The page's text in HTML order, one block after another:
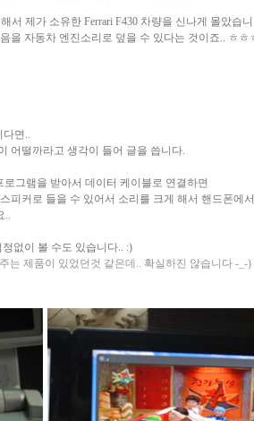
서 제가 소유한 Ferrari F430 차량을 신나게 몰았습
을 자동차 엔진소리로 덮을 수 있다는 것이죠.. ㅎㅎ
면..
어떨까라고 생각이 들어 글을 씁니다.
그램을 받아서 데이터 케이블로 연결하면
피커로 들을 수 있어서 소리를 크게 해서 핸드폰에서
..
없이 볼 수도 있습니다.. :)
는 제품이 있었던것 같은데.. 확실하진 않습니다 -_-)